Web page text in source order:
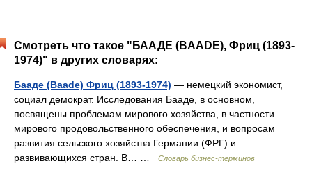
Смотреть что такое "БААДЕ (BAADE), Фриц (1893-
1974)" в других словарях:
Бааде (Baade) Фриц (1893-1974) — немецкий экономист,
социал демократ. Исследования Бааде, в основном,
посвящены проблемам мирового хозяйства, в частности
мирового продовольственного обеспечения, и вопросам
развития сельского хозяйства Германии (ФРГ) и
развивающихся стран. В… …
Словарь бизнес-терминов